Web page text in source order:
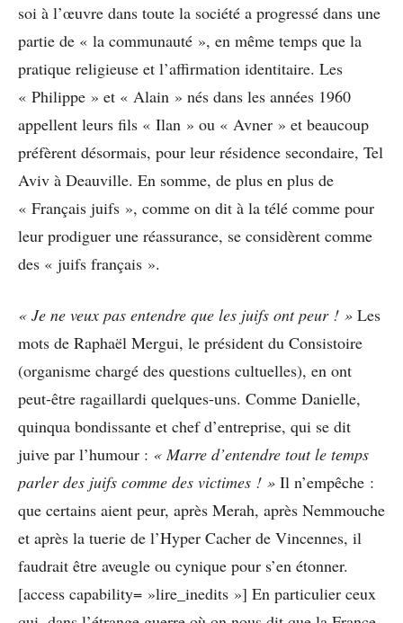
soi à l’œuvre dans toute la société a progressé dans une
partie de « la communauté », en même temps que la
pratique religieuse et l’affirmation identitaire. Les
« Philippe » et « Alain » nés dans les années 1960
appellent leurs fils « Ilan » ou « Avner » et beaucoup
préfèrent désormais, pour leur résidence secondaire, Tel
Aviv à Deauville. En somme, de plus en plus de
« Français juifs », comme on dit à la télé comme pour
leur prodiguer une réassurance, se considèrent comme
des « juifs français ».
« Je ne veux pas entendre que les juifs ont peur ! » Les
mots de Raphaël Mergui, le président du Consistoire
(organisme chargé des questions cultuelles), en ont
peut-être ragaillardi quelques-uns. Comme Danielle,
quinqua bondissante et chef d’entreprise, qui se dit
juive par l’humour : « Marre d’entendre tout le temps
parler des juifs comme des victimes ! » Il n’empêche :
que certains aient peur, après Merah, après Nemmouche
et après la tuerie de l’Hyper Cacher de Vincennes, il
faudrait être aveugle ou cynique pour s’en étonner.
[access capability= »lire_inedits »] En particulier ceux